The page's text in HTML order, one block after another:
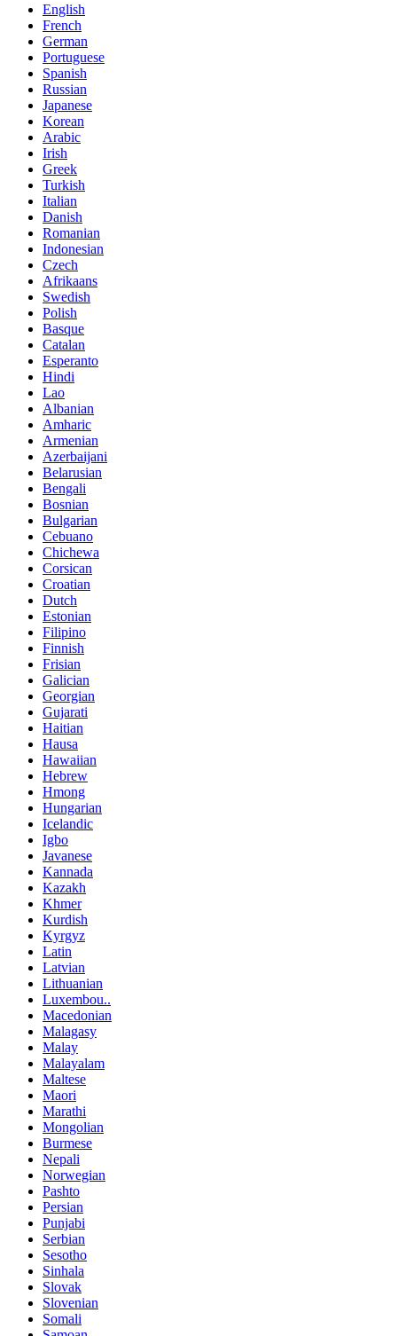
English
French
German
Portuguese
Spanish
Russian
Japanese
Korean
Arabic
Irish
Greek
Turkish
Italian
Danish
Romanian
Indonesian
Czech
Afrikaans
Swedish
Polish
Basque
Catalan
Esperanto
Hindi
Lao
Albanian
Amharic
Armenian
Azerbaijani
Belarusian
Bengali
Bosnian
Bulgarian
Cebuano
Chichewa
Corsican
Croatian
Dutch
Estonian
Filipino
Finnish
Frisian
Galician
Georgian
Gujarati
Haitian
Hausa
Hawaiian
Hebrew
Hmong
Hungarian
Icelandic
Igbo
Javanese
Kannada
Kazakh
Khmer
Kurdish
Kyrgyz
Latin
Latvian
Lithuanian
Luxembou..
Macedonian
Malagasy
Malay
Malayalam
Maltese
Maori
Marathi
Mongolian
Burmese
Nepali
Norwegian
Pashto
Persian
Punjabi
Serbian
Sesotho
Sinhala
Slovak
Slovenian
Somali